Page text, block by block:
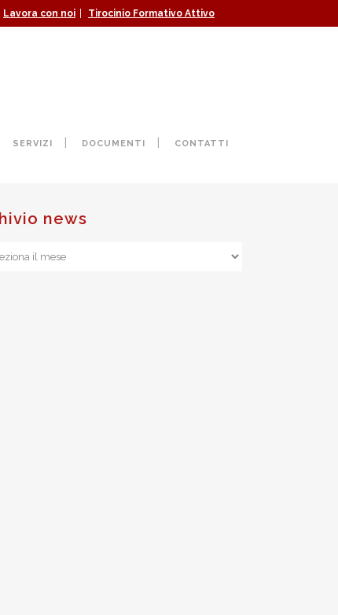
Lavora con noi Tirocinio Formativo Attivo
SERVIZI DOCUMENTI CONTATTI
TERRITORIO
news